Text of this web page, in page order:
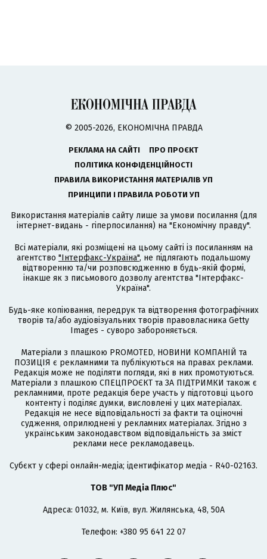
© 2005-2026, ЕКОНОМІЧНА ПРАВДА
РЕКЛАМА НА САЙТІ
ПРО ПРОЄКТ
ПОЛІТИКА КОНФІДЕНЦІЙНОСТІ
ПРАВИЛА ВИКОРИСТАННЯ МАТЕРІАЛІВ УП
ПРИНЦИПИ І ПРАВИЛА РОБОТИ УП
Використання матеріалів сайту лише за умови посилання (для
інтернет-видань - гіперпосилання) на "Економічну правду".
Всі матеріали, які розміщені на цьому сайті із посиланням на
агентство "Інтерфакс-Україна", не підлягають подальшому
відтворенню та/чи розповсюдженню в будь-якій формі,
інакше як з письмового дозволу агентства "Інтерфакс-
Україна".
Будь-яке копіювання, передрук та відтворення фотографічних
творів та/або аудіовізуальних творів правовласника Getty
Images - суворо забороняється.
Матеріали з плашкою PROMOTED, НОВИНИ КОМПАНІЙ та
ПОЗИЦІЯ є рекламними та публікуються на правах реклами.
Редакція може не поділяти погляди, які в них промотуються.
Матеріали з плашкою СПЕЦПРОЄКТ та ЗА ПІДТРИМКИ також є
рекламними, проте редакція бере участь у підготовці цього
контенту і поділяє думки, висловлені у цих матеріалах.
Редакція не несе відповідальності за факти та оціночні
судження, оприлюднені у рекламних матеріалах. Згідно з
українським законодавством відповідальність за зміст
реклами несе рекламодавець.
Cубєкт у сфері онлайн-медіа; ідентифікатор медіа - R40-02163.
ТОВ "УП Медіа Плюс"
Адреса: 01032, м. Київ, вул. Жилянська, 48, 50А
Телефон: +380 95 641 22 07